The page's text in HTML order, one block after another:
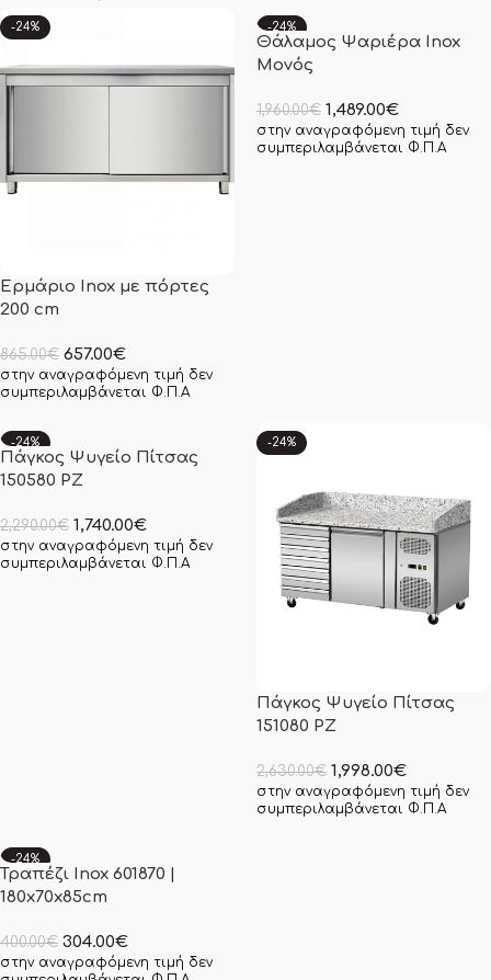
-24%
Ερμάριο Inox με πόρτες
200 cm
865.00€ 657.00€
στην αναγραφόμενη τιμή δεν
συμπεριλαμβάνεται Φ.Π.Α
-24%
Θάλαμος Ψαριέρα Inox
Μονός
1,960.00€ 1,489.00€
στην αναγραφόμενη τιμή δεν
συμπεριλαμβάνεται Φ.Π.Α
-24%
Πάγκος Ψυγείο Πίτσας
150580 PZ
2,290.00€ 1,740.00€
στην αναγραφόμενη τιμή δεν
συμπεριλαμβάνεται Φ.Π.Α
-24%
Πάγκος Ψυγείο Πίτσας
151080 PZ
2,630.00€ 1,998.00€
στην αναγραφόμενη τιμή δεν
συμπεριλαμβάνεται Φ.Π.Α
-24%
Τραπέζι Inox 601870 |
180x70x85cm
400.00€ 304.00€
στην αναγραφόμενη τιμή δεν